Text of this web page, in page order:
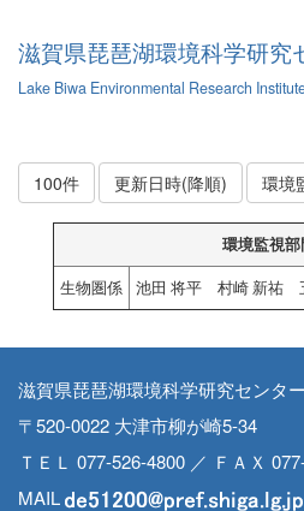
滋賀県琵琶湖環境科学研究
Lake Biwa Environmental Research
100件 更新日時(降順) 環境
環境監視部
生物圏係
池田 将平 村崎 新祐
滋賀県琵琶湖環境科学研究センター
〒520-0022 大津市柳が崎5-34
ＴＥＬ 077-526-4800 ／ ＦＡＸ
MAIL